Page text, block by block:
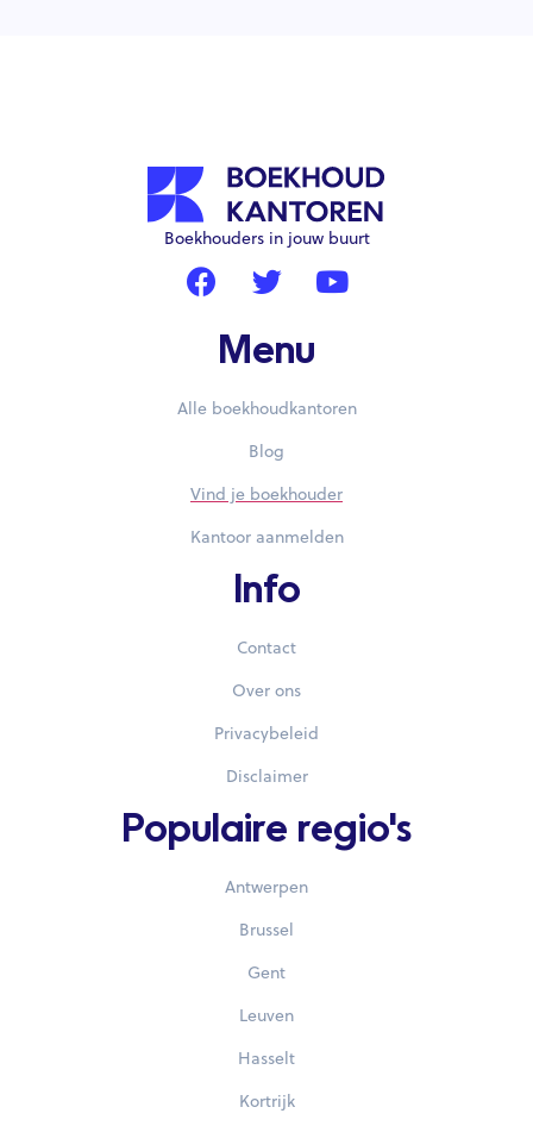
Boekhouders in jouw buurt
Menu
Alle boekhoudkantoren
Blog
Vind je boekhouder
Kantoor aanmelden
Info
Contact
Over ons
Privacybeleid
Disclaimer
Populaire regio's
Antwerpen
Brussel
Gent
Leuven
Hasselt
Kortrijk